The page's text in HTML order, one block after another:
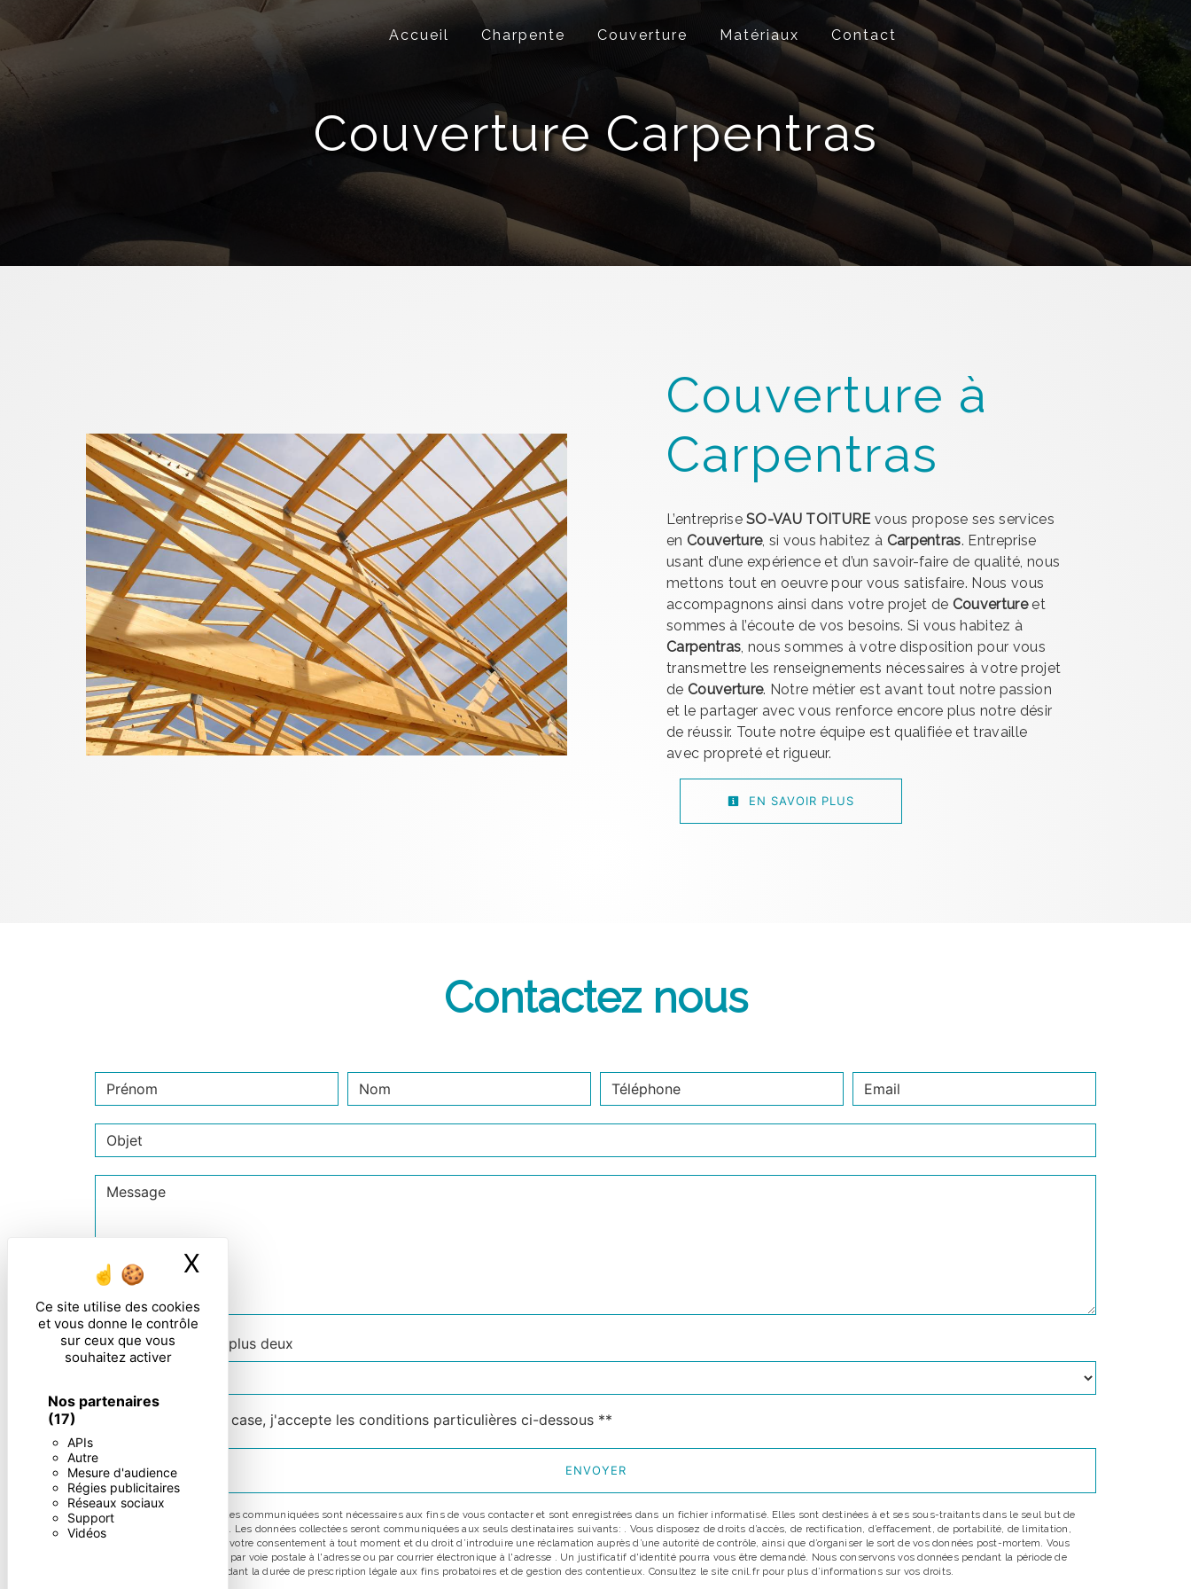
Panneau de gestion des cookies
Ce site utilise des cookies
et vous donne le contrôle
sur ceux que vous
souhaitez activer
Nos partenaires
(17)
APIs
Autre
Mesure d'audience
Régies publicitaires
Réseaux sociaux
Support
Vidéos
X
Accueil Charpente Couverture Matériaux Contact
Couverture Carpentras
Couverture à
Carpentras
L’entrepriseSO-VAU TOITUREvous propose ses services
en Couverture, si vous habitez à Carpentras. Entreprise
usant d’une expérience et d’un savoir-faire de qualité, nous
mettons tout en oeuvre pour vous satisfaire. Nous vous
accompagnons ainsi dans votre projet de Couvertureet
sommes à l’écoute de vos besoins. Si vous habitez à
Carpentras, nous sommes à votre disposition pour vous
transmettre les renseignements nécessaires à votre projet
de Couverture. Notre métier est avant tout notre passion
et le partager avec vous renforce encore plus notre désir
de réussir. Toute notre équipe est qualifiée et travaille
avec propreté et rigueur.
EN SAVOIR PLUS
Contactez nous
Combien font deux plus deux
En cochant cette case, j'accepte les conditions particulières ci-dessous **
ENVOYER
** Les données personnelles communiquées sont nécessaires aux fins de vous contacter et sont enregistrées dans un fichier informatisé. Elles sont destinées à et ses sous-traitants dans le seul but de
répondre à votre message. Les données collectées seront communiquées aux seuls destinataires suivants: . Vous disposez de droits d’accès, de rectification, d’effacement, de portabilité, de limitation,
d’opposition, de retrait de votre consentement à tout moment et du droit d’introduire une réclamation auprès d’une autorité de contrôle, ainsi que d’organiser le sort de vos données post-mortem. Vous
pouvez exercer ces droits par voie postale à l'adresse ou par courrier électronique à l'adresse . Un justificatif d'identité pourra vous être demandé. Nous conservons vos données pendant la période de
prise de contact puis pendant la durée de prescription légale aux fins probatoires et de gestion des contentieux. Consultez le site cnil.fr pour plus d’informations sur vos droits.